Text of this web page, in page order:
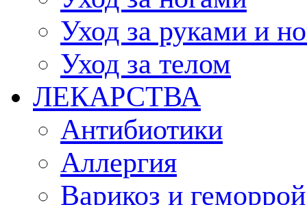
Уход за руками и
Уход за телом
ЛЕКАРСТВА
Антибиотики
Аллергия
Варикоз и геморрой